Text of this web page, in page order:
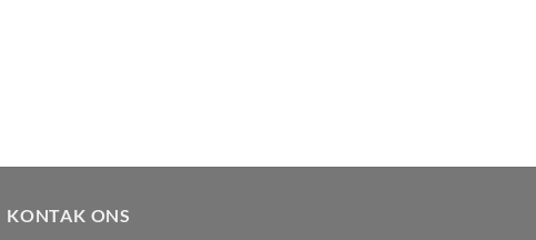
KONTAK ONS